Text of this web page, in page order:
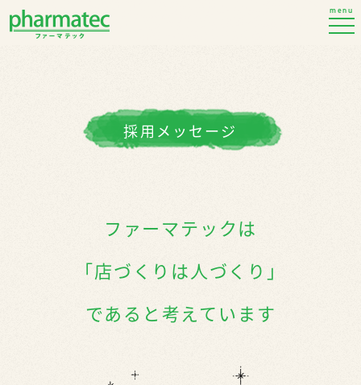
menu
採用メッセージ
ファーマテックは
「店づくりは人づくり」
であると考えています